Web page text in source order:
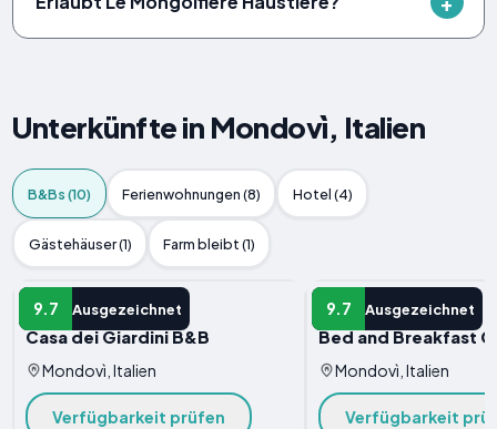
Unterkünfte in Mondovì, Italien
B&Bs (10) Ferienwohnungen (8) Hotel (4)
Gästehäuser (1) Farm bleibt (1)
9.7 Ausgezeichnet
B&B
Casa dei Giardini B&B
Mondovì, Italien
Verfügbarkeit prüfen
9.7 Ausgezeichnet
B&B
Bed and Breakfast
Mondovì, Italien
Verfügbarkeit